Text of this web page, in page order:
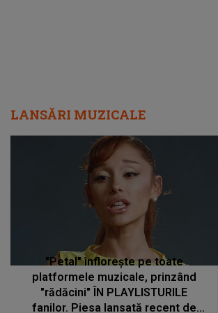
LANSĂRI MUZICALE
"Petal" înflorește pe toate
platformele muzicale, prinzând
"rădăcini" ÎN PLAYLISTURILE
fanilor. Piesa lansată recent de